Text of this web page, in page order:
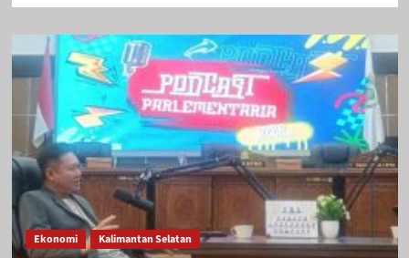
Ekonomi Kalimantan Selatan